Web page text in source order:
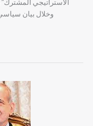
الاستراتيجي المشترك”
وخلال بيان